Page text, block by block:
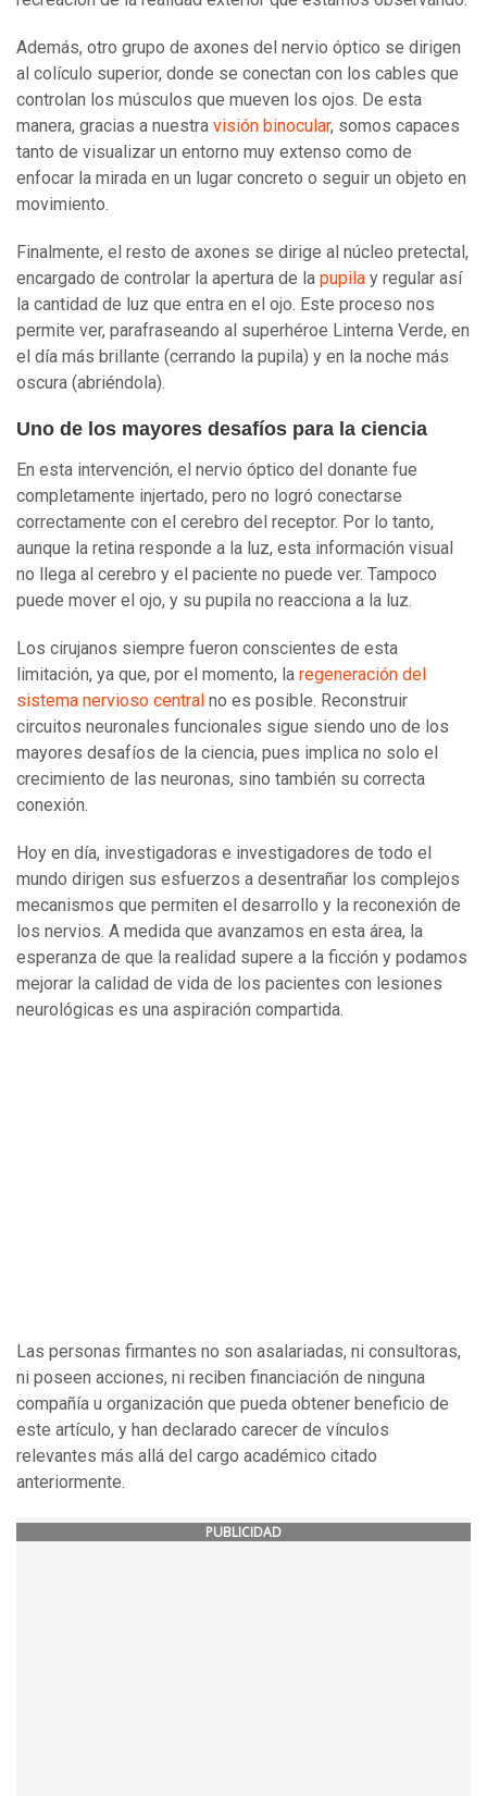
Además, otro grupo de axones del nervio óptico se dirigen
al colículo superior, donde se conectan con los cables que
controlan los músculos que mueven los ojos. De esta
manera, gracias a nuestra visión binocular, somos capaces
tanto de visualizar un entorno muy extenso como de
enfocar la mirada en un lugar concreto o seguir un objeto en
movimiento.
Finalmente, el resto de axones se dirige al núcleo pretectal,
encargado de controlar la apertura de la pupila y regular así
la cantidad de luz que entra en el ojo. Este proceso nos
permite ver, parafraseando al superhéroe Linterna Verde, en
el día más brillante (cerrando la pupila) y en la noche más
oscura (abriéndola).
Uno de los mayores desafíos para la ciencia
En esta intervención, el nervio óptico del donante fue
completamente injertado, pero no logró conectarse
correctamente con el cerebro del receptor. Por lo tanto,
aunque la retina responde a la luz, esta información visual
no llega al cerebro y el paciente no puede ver. Tampoco
puede mover el ojo, y su pupila no reacciona a la luz.
Los cirujanos siempre fueron conscientes de esta
limitación, ya que, por el momento, la regeneración del
sistema nervioso central no es posible. Reconstruir
circuitos neuronales funcionales sigue siendo uno de los
mayores desafíos de la ciencia, pues implica no solo el
crecimiento de las neuronas, sino también su correcta
conexión.
Hoy en día, investigadoras e investigadores de todo el
mundo dirigen sus esfuerzos a desentrañar los complejos
mecanismos que permiten el desarrollo y la reconexión de
los nervios. A medida que avanzamos en esta área, la
esperanza de que la realidad supere a la ficción y podamos
mejorar la calidad de vida de los pacientes con lesiones
neurológicas es una aspiración compartida.
Las personas firmantes no son asalariadas, ni consultoras,
ni poseen acciones, ni reciben financiación de ninguna
compañía u organización que pueda obtener beneficio de
este artículo, y han declarado carecer de vínculos
relevantes más allá del cargo académico citado
anteriormente.
PUBLICIDAD